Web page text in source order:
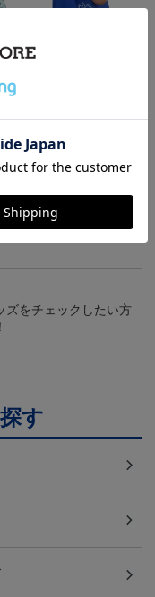
ームを着て試合を応援
ズをチェックしたい方
す